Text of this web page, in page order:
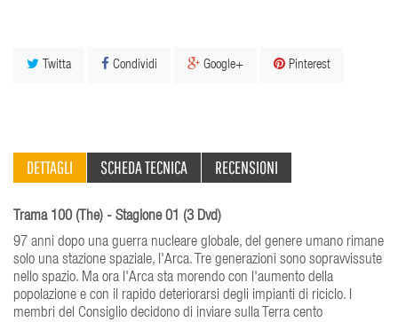
Twitta Condividi Google+ Pinterest
DETTAGLI SCHEDA TECNICA RECENSIONI
Trama 100 (The) - Stagione 01 (3 Dvd)
97 anni dopo una guerra nucleare globale, del genere umano rimane
solo una stazione spaziale, l'Arca. Tre generazioni sono sopravvissute
nello spazio. Ma ora l'Arca sta morendo con l'aumento della
popolazione e con il rapido deteriorarsi degli impianti di riciclo. I
membri del Consiglio decidono di inviare sulla Terra cento